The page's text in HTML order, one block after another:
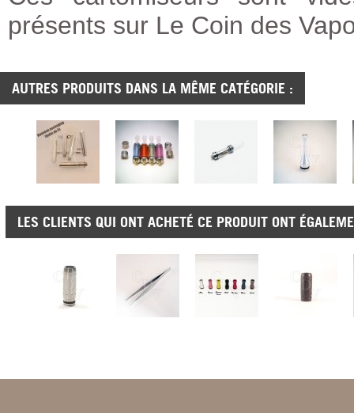
présents sur Le Coin des
AUTRES PRODUITS DANS LA MÊME CATÉGORIE :
LES CLIENTS QUI ONT ACHETÉ CE PRODUIT ONT